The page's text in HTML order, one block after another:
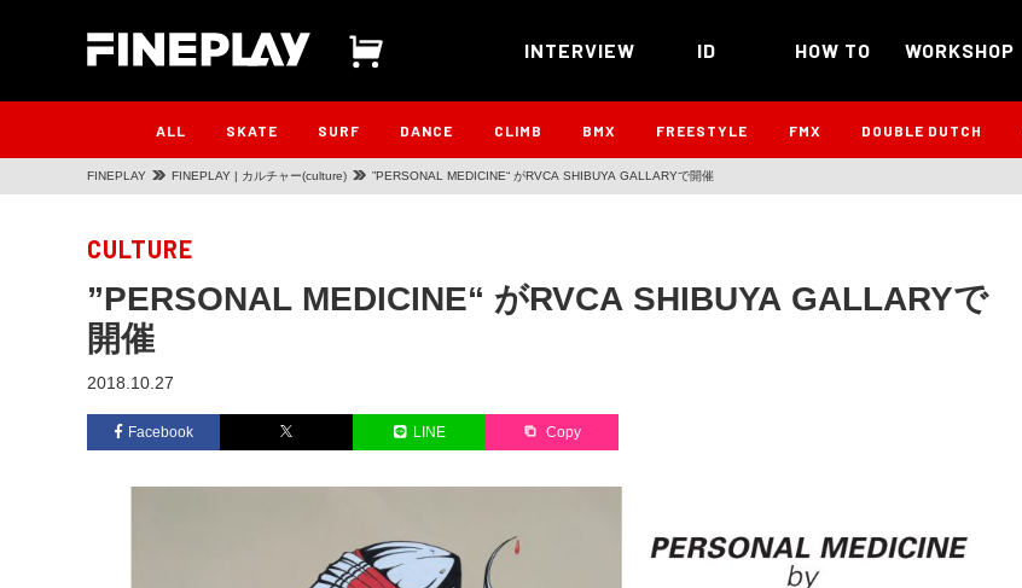
INTERVIEW ID HOW TO WORKSHOP
ALL SKATE SURF DANCE CLIMB BMX FREESTYLE FMX DOUBLE DUTCH
FINEPLAY FINEPLAY | カルチャー(culture) ”PERSONAL MEDICINE“ がRVCA SHIBUYA GALLARYで開催
CULTURE
”PERSONAL MEDICINE“ がRVCA SHIBUYA GALLARYで
開催
2018.10.27
Facebook LINE Copy